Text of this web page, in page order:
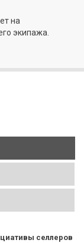
на
экипажа.
ВКЛАДКА)
селлеров